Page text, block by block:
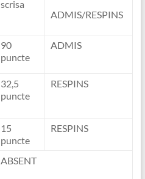
scrisa
ADMIS/RESPINS
90
puncte
ADMIS
32,5
puncte
RESPINS
15
puncte
RESPINS
ABSENT